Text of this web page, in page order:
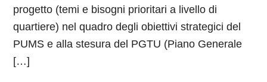
progetto (temi e bisogni prioritari a livello di
quartiere) nel quadro degli obiettivi strategici del
PUMS e alla stesura del PGTU (Piano Generale
[…]